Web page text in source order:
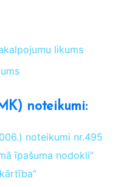
likums
noteikumi:
noteikumi nr.495
īpašuma nodokli”